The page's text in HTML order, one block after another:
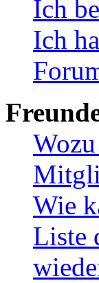
Ich
Ich
Wie
Liste